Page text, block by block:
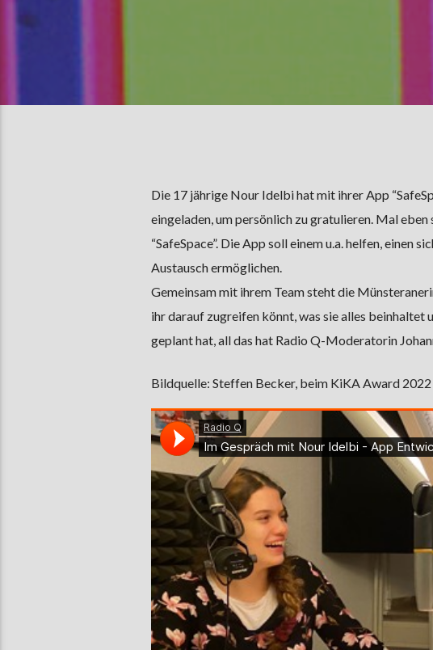
Die 17 jährige Nour Idelbi hat mit ihrer App
eingeladen, um persönlich zu gratulieren. Mal
“SafeSpace”. Die App soll einem u.a. helfen, einen
Austausch ermöglichen.
Gemeinsam mit ihrem Team steht die
ihr darauf zugreifen könnt, was sie alles
geplant hat, all das hat Radio Q-Moderatorin
Bildquelle: Steffen Becker, beim KiKA Award 2022